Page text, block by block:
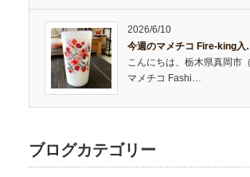
2026/6/10
今週のマメチコ Fire-king
こんにちは、栃木県真岡市
マメチコ Fashi…
ブログカテゴリー